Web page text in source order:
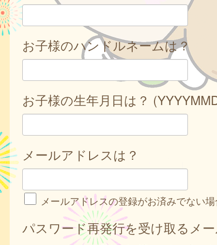
お子様のハンドルネームは？
お子様の生年月日は？
メールアドレスは？
メールアドレスの登録がお済みでない
パスワード再発行を受け取るメ